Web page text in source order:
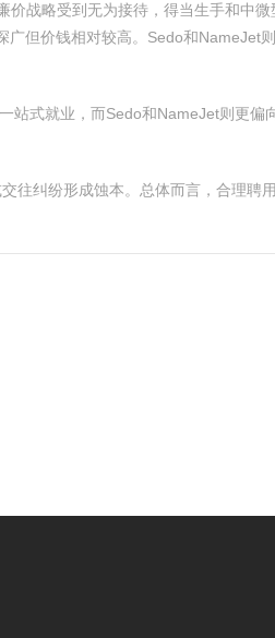
战略受到无为接待，得当生手和中
广但价钱相对较高。Sedo和NameJet
站式就业，而Sedo和NameJet则更偏
往纠纷形成蚀本。总体而言，合理聘